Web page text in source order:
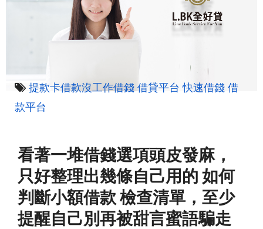
提款卡借款沒工作借錢 借貸平台 快速借錢 借
款平台
看著一堆借錢選項頭皮發麻，
只好整理出幾條自己用的 如何
判斷小額借款 檢查清單，至少
提醒自己別再被甜言蜜語騙走